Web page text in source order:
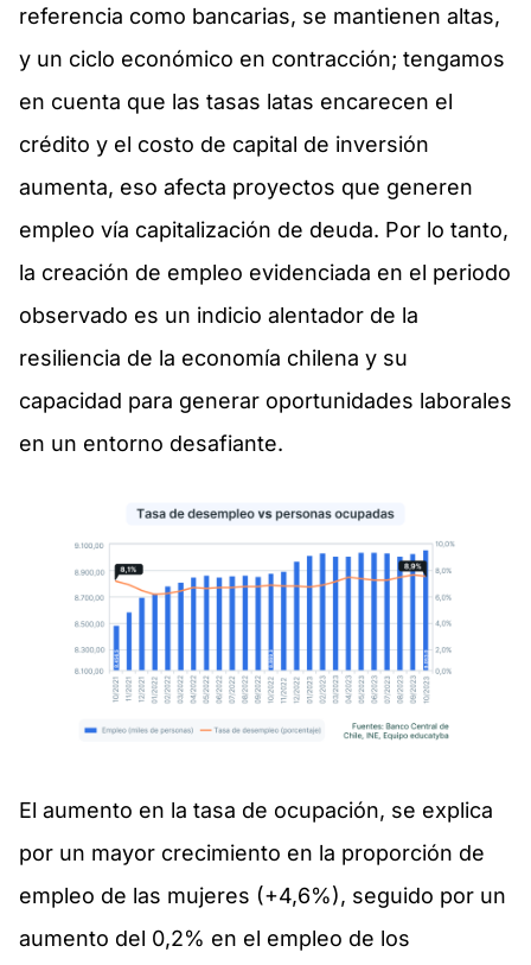
referencia como bancarias, se mantienen altas,
y un ciclo económico en contracción; tengamos
en cuenta que las tasas latas encarecen el
crédito y el costo de capital de inversión
aumenta, eso afecta proyectos que generen
empleo vía capitalización de deuda. Por lo tanto,
la creación de empleo evidenciada en el periodo
observado es un indicio alentador de la
resiliencia de la economía chilena y su
capacidad para generar oportunidades laborales
en un entorno desafiante.
El aumento en la tasa de ocupación, se explica
por un mayor crecimiento en la proporción de
empleo de las mujeres (+4,6%), seguido por un
aumento del 0,2% en el empleo de los